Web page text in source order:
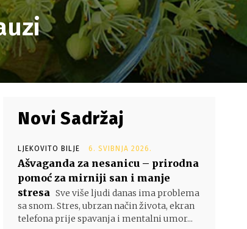
Novi Sadržaj
LJEKOVITO BILJE 6. SVIBNJA 2026.
Ašvaganda za nesanicu – prirodna
pomoć za mirniji san i manje
stresa Sve više ljudi danas ima problema
sa snom. Stres, ubrzan način života, ekran
telefona prije spavanja i mentalni umor...